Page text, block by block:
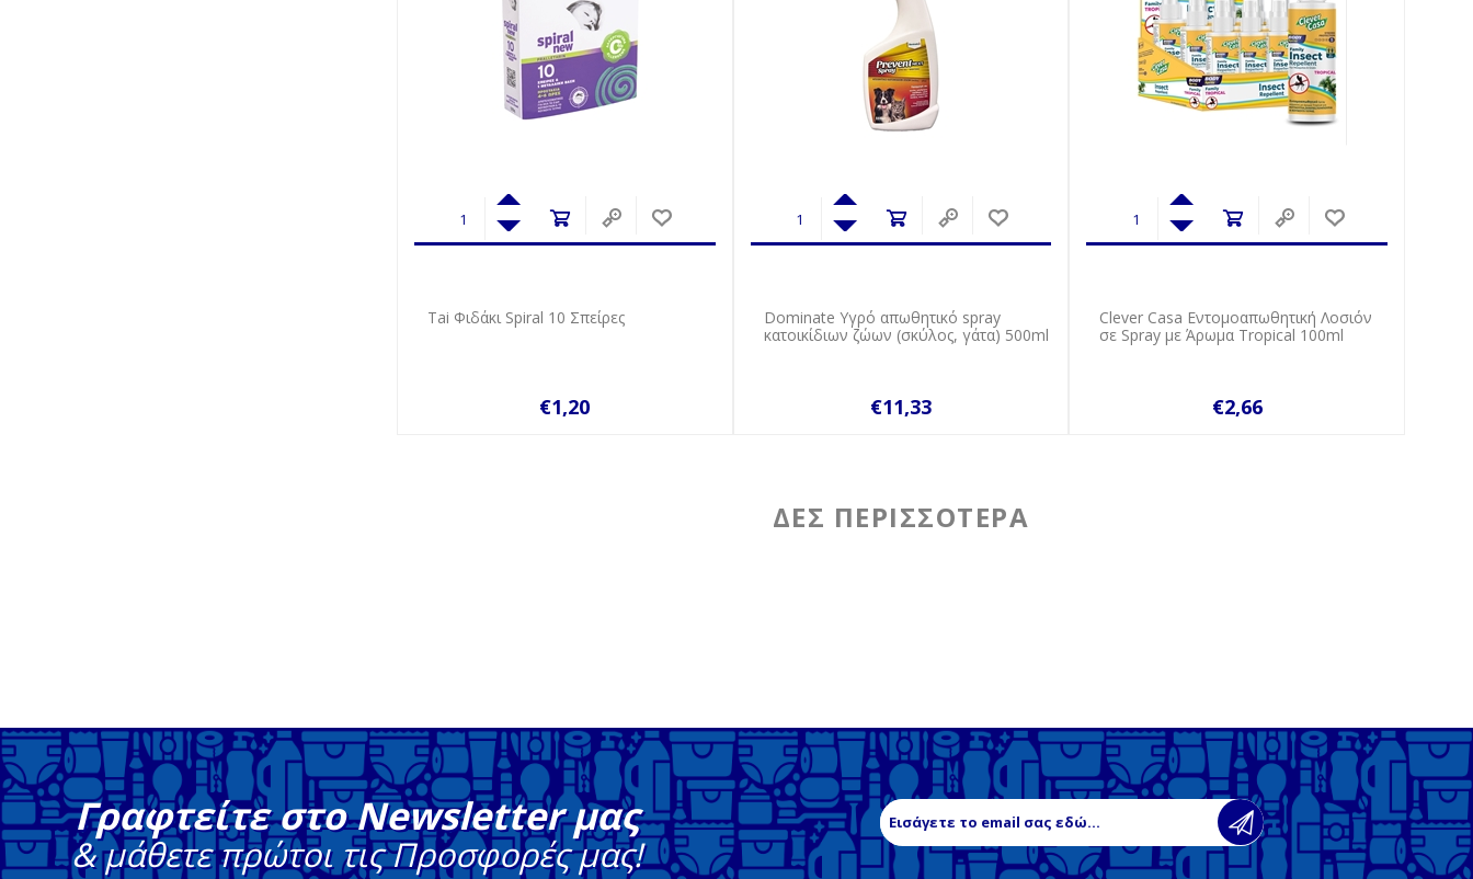
Tai Φιδάκι Spiral 10 Σπείρες
€1,20
Dominate Υγρό απωθητικό spray
κατοικίδιων ζώων (σκύλος, γάτα) 500ml
€11,33
Clever Casa Εντομοαπωθητική Λοσιόν
σε Spray με Άρωμα Tropical 100ml
€2,66
Γραφτείτε στο Newsletter μας
& μάθετε πρώτοι τις Προσφορές μας!